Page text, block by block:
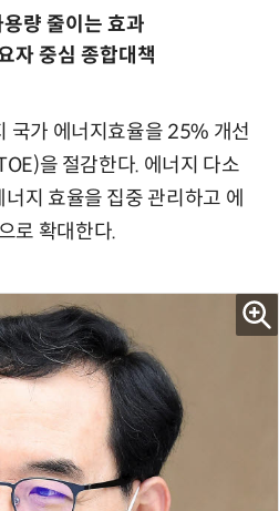
량 줄이는 효과
자 중심 종합대책
국가 에너지효율을 25% 개선
을 절감한다. 에너지 다소
지 효율을 집중 관리하고 에
로 확대한다.